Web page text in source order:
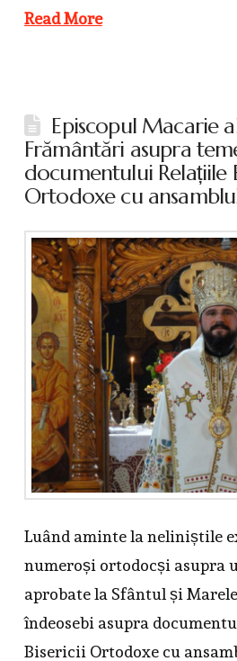
Read More
Episcopul Macarie
Frământări asupra
documentului Relațiile
Ortodoxe cu
Luând aminte la neliniștile
numeroși ortodocși asupra
aprobate la Sfântul și
îndeosebi asupra
Bisericii Ortodoxe cu